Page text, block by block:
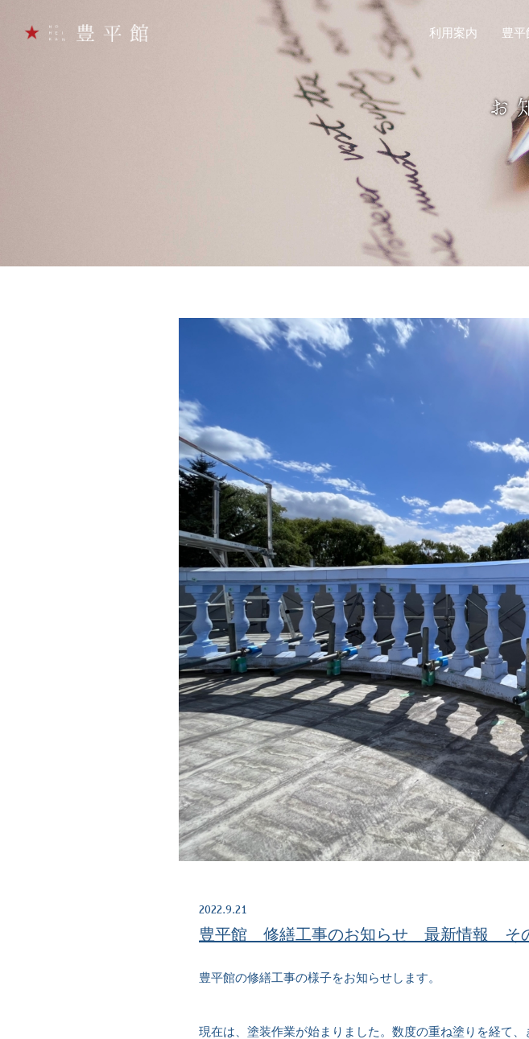
利用案内 豊平
2022.9.21
豊平館 修繕工事のお知らせ 最新情報 そ
豊平館の修繕工事の様子をお知らせします。
現在は、塗装作業が始まりました。数度の重ね塗りを経て、